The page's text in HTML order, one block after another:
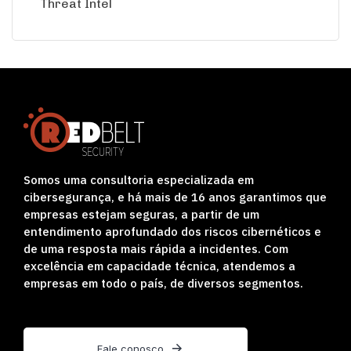
Threat Intel
Somos uma consultoria especializada em
cibersegurança, e há mais de 16 anos garantimos que
empresas estejam seguras, a partir de um
entendimento aprofundado dos riscos cibernéticos e
de uma resposta mais rápida a incidentes. Com
excelência em capacidade técnica, atendemos a
empresas em todo o país, de diversos segmentos.